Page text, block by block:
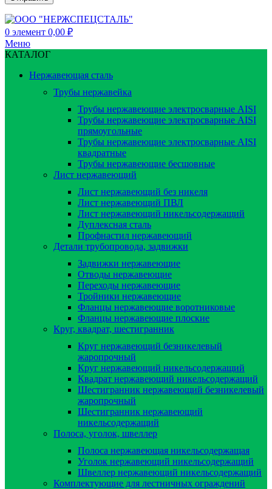
0 элемент 0,00 ₽
Меню
КАТАЛОГ
Нержавеющая сталь
Трубы нержавейка
Трубы нержавеющие электросварные AISI
Трубы нержавеющие электросварные AISI
прямоугольные
Трубы нержавеющие электросварные AISI
квадратные
Трубы нержавеющие бесшовные
Лист нержавеющий
Лист нержавеющий без никеля
Лист нержавеющий ПВЛ
Лист нержавеющий никельсодержащий
Дуплексная сталь
Профнастил нержавеющий
Детали трубопровода, задвижки
Задвижки нержавеющие
Отводы нержавеющие
Переходы нержавеющие
Тройники нержавеющие
Фланцы нержавеющие воротниковые
Фланцы нержавеющие плоские
Круг, квадрат, шестигранник
Круг нержавеющий безникелевый
жаропрочный
Круг нержавеющий никельсодержащий
Квадрат нержавеющий никельсодержащий
Шестигранник нержавеющий безникелевый
жаропрочный
Шестигранник нержавеющий
никельсодержащий
Полоса, уголок, швеллер
Полоса нержавеющая никельсодержащая
Уголок нержавеющий никельсодержащий
Швеллер нержавеющий никельсодержащий
Комплектующие для лестничных ограждений